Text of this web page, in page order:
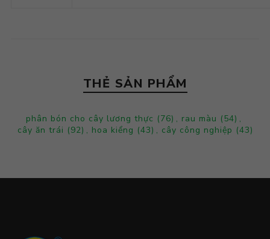
THẺ SẢN PHẨM
phân bón cho cây lương thực (76) , rau màu (54) ,
cây ăn trái (92) , hoa kiểng (43) , cây công nghiệp (43)